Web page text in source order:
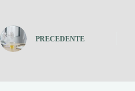
PRECEDENTE